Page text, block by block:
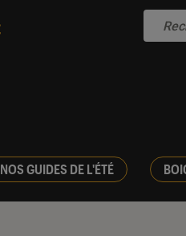
NOS GUIDES DE L'ÉTÉ